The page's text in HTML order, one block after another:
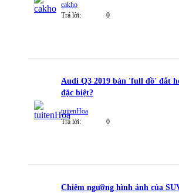
cakho
Trả lời:
0
Audi Q3 2019 bản 'full đồ' đắt
đặc biệt?
tuitenHoa
Trả lời:
0
Chiêm ngưỡng hình ảnh của